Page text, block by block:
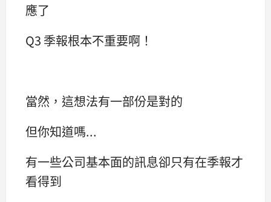
應了
Q3 季報根本不重要啊！
當然，這想法有一部份是對的
但你知道嗎...
有一些公司基本面的訊息卻只有在季報才
看得到